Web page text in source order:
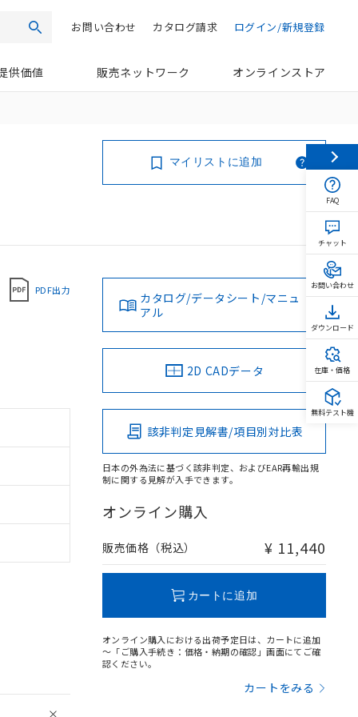
検索 ログイン/新規登録
カタログ請求
お問い合わせ
供価値 販売ネットワーク オンラインストア
マイリストに追加
PDF出力
カタログ/データシート/マニュ
アル
2D CADデータ
該非判定見解書/項目別対比表
日本の外為法に基づく該非判定、およびEAR再輸出規
制に関する見解が入手できます。
オンライン購入
販売価格（税込） ¥ 11,440
カートに追加
オンライン購入における出荷予定日は、カートに追加
～「ご購入手続き：価格・納期の確認」画面にてご確
認ください。
カートをみる
FAQ
チャット
お問い合わせ
ダウンロード
在庫・価格
無料テスト機